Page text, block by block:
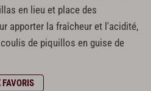
en lieu et place des
apporter la fraîcheur et l'acidité,
de piquillos en guise de